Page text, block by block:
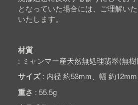
となっていた場合には、ご理解い
いたします。
材質
ミャンマー産天然無処理翡翠(無
サイズ 内径 約53mm、幅 約12mm
重さ 55.5g